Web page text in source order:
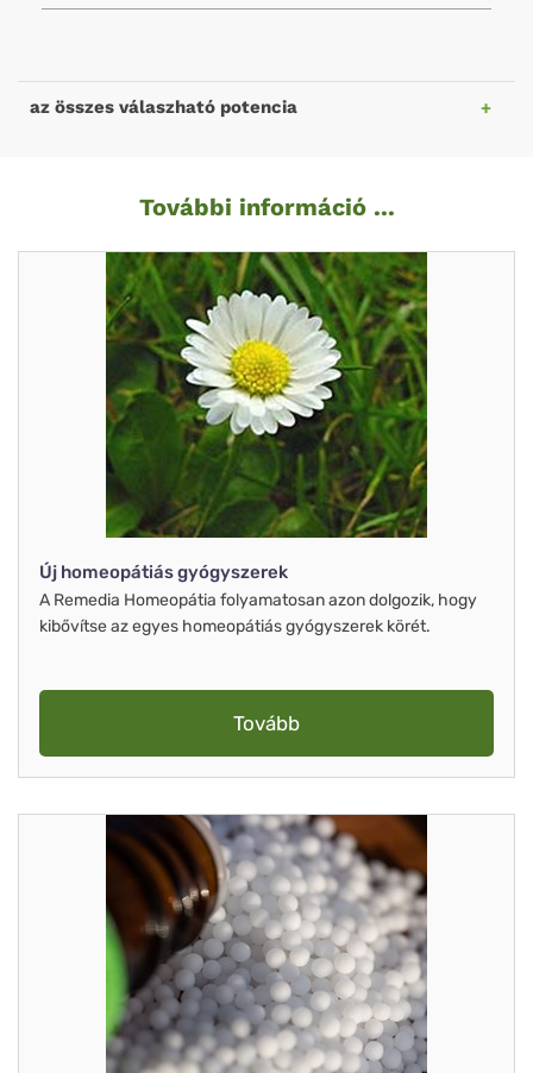
az összes válaszható potencia
További információ ...
Új homeopátiás gyógyszerek
A Remedia Homeopátia folyamatosan azon dolgozik, hogy
kibővítse az egyes homeopátiás gyógyszerek körét.
Tovább